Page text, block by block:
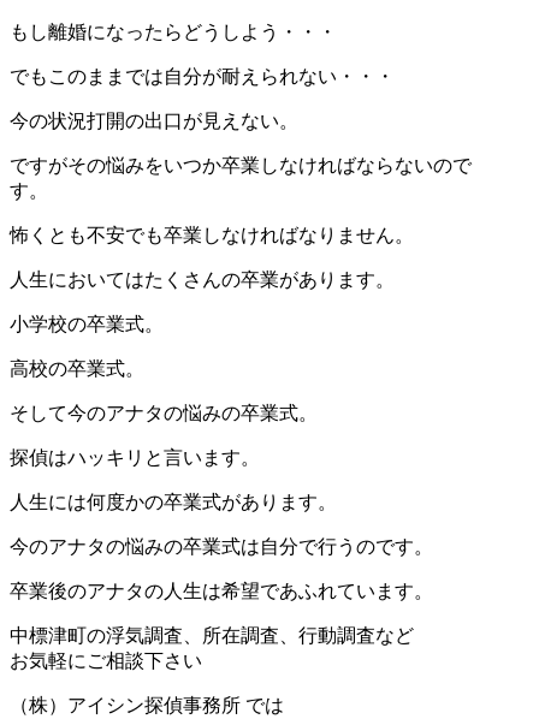
もし離婚になったらどうしよう・・・
でもこのままでは自分が耐えられない・・・
今の状況打開の出口が見えない。
ですがその悩みをいつか卒業しなければならないので
す。
怖くとも不安でも卒業しなければなりません。
人生においてはたくさんの卒業があります。
小学校の卒業式。
高校の卒業式。
そして今のアナタの悩みの卒業式。
探偵はハッキリと言います。
人生には何度かの卒業式があります。
今のアナタの悩みの卒業式は自分で行うのです。
卒業後のアナタの人生は希望であふれています。
中標津町の浮気調査、所在調査、行動調査など
お気軽にご相談下さい
（株）アイシン探偵事務所 では